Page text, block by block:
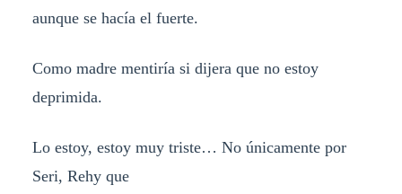
aunque se hacía el fuerte.
Como madre mentiría si dijera que no estoy
deprimida.
Lo estoy, estoy muy triste… No únicamente por
Seri, Rehy que